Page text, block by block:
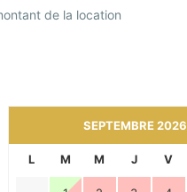
de la location
SEPTEMBRE 2026
L M M J V